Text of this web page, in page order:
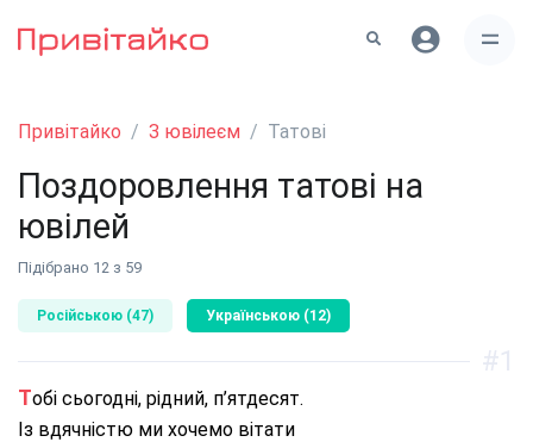
Привітайко З ювілеєм Татові
Поздоровлення татові на
ювілей
Підібрано 12 з 59
Російською (47) Українською (12)
Тобі сьогодні, рідний, п’ятдесят.
Із вдячністю ми хочемо вітати
#1